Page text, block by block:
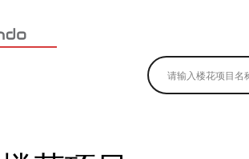
全的楼花搜索引擎